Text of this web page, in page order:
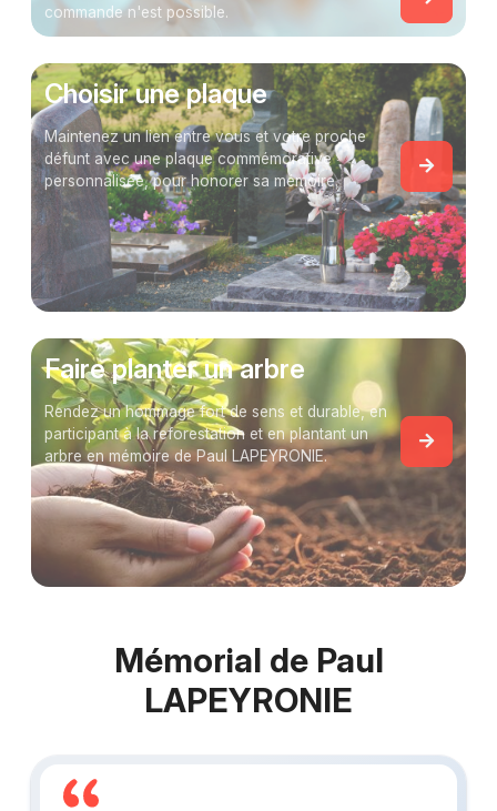
commande n'est possible.
Choisir une plaque
Maintenez un lien entre vous et votre proche
défunt avec une plaque commémorative
personnalisée, pour honorer sa mémoire.
Faire planter un arbre
Rendez un hommage fort de sens et durable, en
participant à la reforestation et en plantant un
arbre en mémoire de Paul LAPEYRONIE.
Mémorial de Paul
LAPEYRONIE